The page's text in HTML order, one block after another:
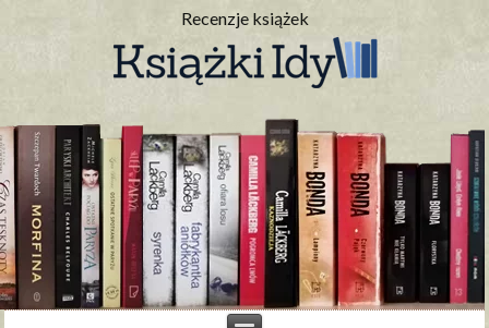
Recenzje książek